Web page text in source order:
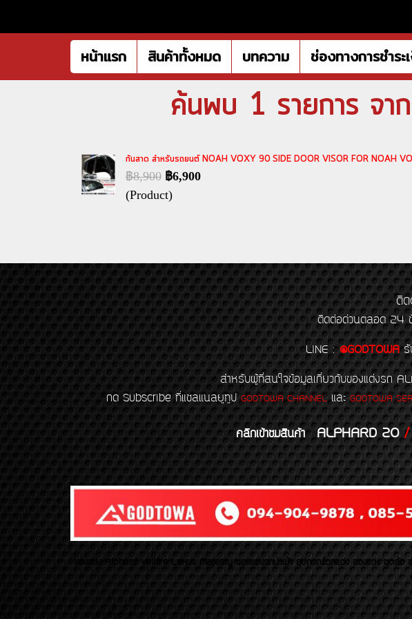
หน้าแรก สินค้าทั้งหมด บทความ ช่องทางการชำระ
ค้นพบ 1 รายการ จ
กันสาด สำหรับรถยนต์ NOAH VOXY 90 SIDE DOOR VISOR FOR NOAH
฿8,900 ฿6,900
(Product)
ติดต
ติดต่อด่วนตลอด 24
LINE : @GODTOWA รั
สำหรับผู้ที่สนใจข้อมูลเกี่ยวกับของแต่งรถ
กด Subscribe ที่แชลแนลยูทูปGODTOWA CHANNELและ GODTOWA
คลิกเข้าชมสินค้า ALPHARD 20
ของเเต่ง Alphard Vellfire Lexus Majesty ของเเต่งรถนำเข้า อุปกรณ์ตกแต่ง ของแต่ง ชุดล้อ